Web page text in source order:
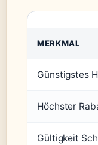
MERKMAL
Günstigstes
Höchster
Gültigkeit